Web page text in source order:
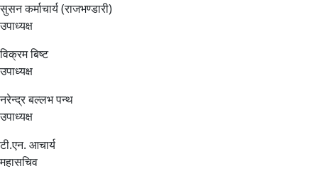
सुसन कर्माचार्य (राजभण्डारी)
उपाध्यक्ष
विक्रम बिष्ट
उपाध्यक्ष
नरेन्द्र बल्लभ पन्थ
उपाध्यक्ष
टी.एन. आचार्य
महासचिव